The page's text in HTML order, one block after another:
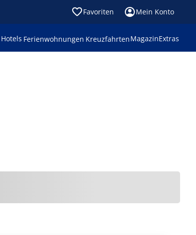
Favoriten Mein Konto
Hotels Ferienwohnungen KreuzfahrtenMagazinExtras